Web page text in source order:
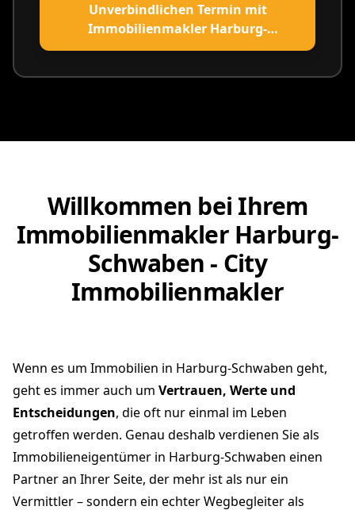
Unverbindlichen Termin mit
Immobilienmakler Harburg-
Schwaben vereinbaren
Willkommen bei Ihrem
Immobilienmakler Harburg-
Schwaben - City
Immobilienmakler
Wenn es um Immobilien in Harburg-Schwaben geht,
geht es immer auch um Vertrauen, Werte und
Entscheidungen, die oft nur einmal im Leben
getroffen werden. Genau deshalb verdienen Sie als
Immobilieneigentümer in Harburg-Schwaben einen
Partner an Ihrer Seite, der mehr ist als nur ein
Vermittler – sondern ein echter Wegbegleiter als